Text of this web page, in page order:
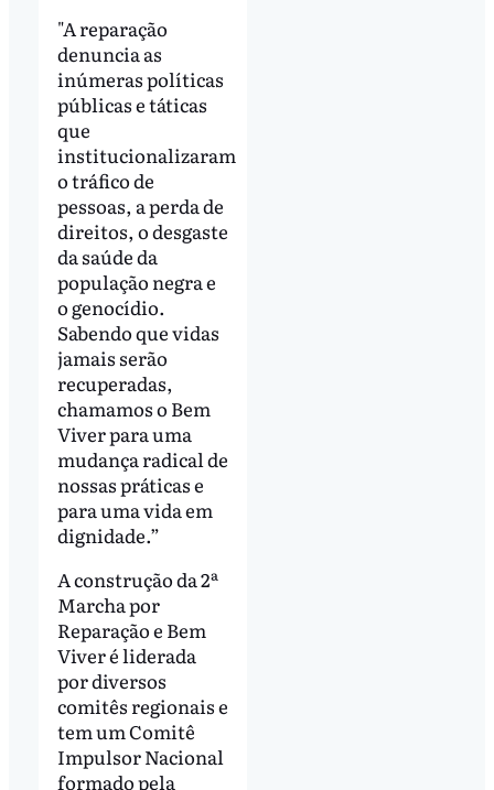
"A reparação
denuncia as
inúmeras políticas
públicas e táticas
que
institucionalizaram
o tráfico de
pessoas, a perda de
direitos, o desgaste
da saúde da
população negra e
o genocídio.
Sabendo que vidas
jamais serão
recuperadas,
chamamos o Bem
Viver para uma
mudança radical de
nossas práticas e
para uma vida em
dignidade.”
A construção da 2ª
Marcha por
Reparação e Bem
Viver é liderada
por diversos
comitês regionais e
tem um Comitê
Impulsor Nacional
formado pela